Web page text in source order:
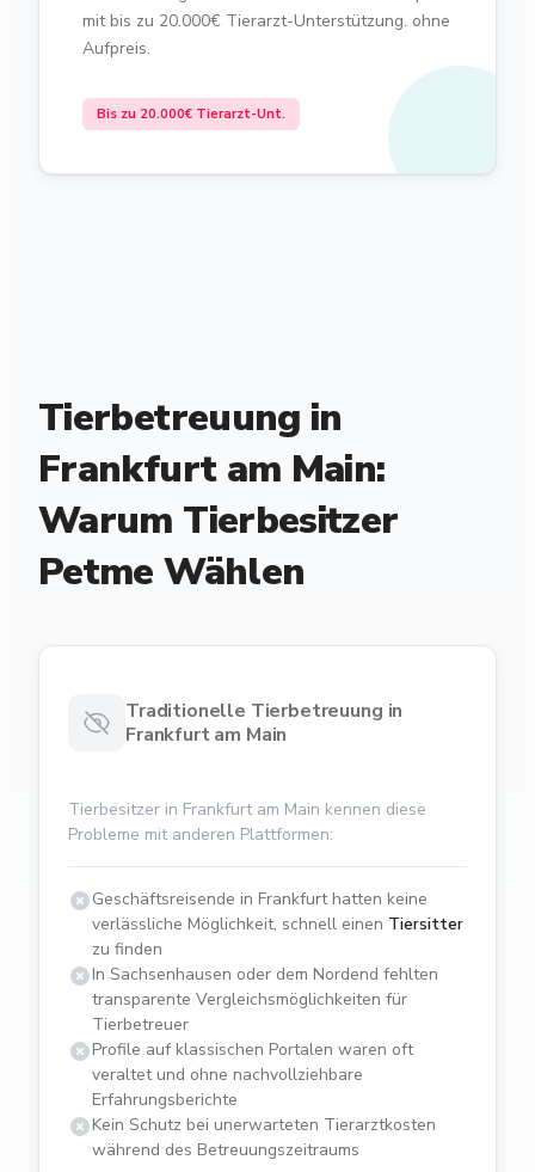
mit bis zu 20.000€ Tierarzt-Unterstützung. ohne
Aufpreis.
Bis zu 20.000€ Tierarzt-Unt.
Tierbetreuung in
Frankfurt am Main:
Warum Tierbesitzer
Petme Wählen
Traditionelle Tierbetreuung in
Frankfurt am Main
Tierbesitzer in Frankfurt am Main kennen diese
Probleme mit anderen Plattformen:
Geschäftsreisende in Frankfurt hatten keine
verlässliche Möglichkeit, schnell einen Tiersitter
zu finden
In Sachsenhausen oder dem Nordend fehlten
transparente Vergleichsmöglichkeiten für
Tierbetreuer
Profile auf klassischen Portalen waren oft
veraltet und ohne nachvollziehbare
Erfahrungsberichte
Kein Schutz bei unerwarteten Tierarztkosten
während des Betreuungszeitraums